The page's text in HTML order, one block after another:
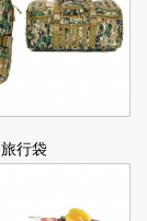
旅行袋